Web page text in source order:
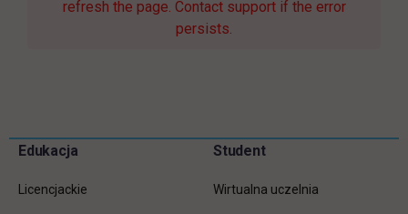
refresh the page. Contact support if the error
persists.
Pomiń
Informacje w stopce
Edukacja
Licencjackie
Student
Wirtualna uczelnia